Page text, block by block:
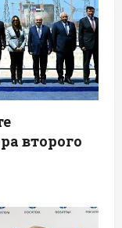
второго